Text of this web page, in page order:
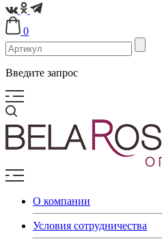
0
Введите запрос
О компании
Условия сотрудничества